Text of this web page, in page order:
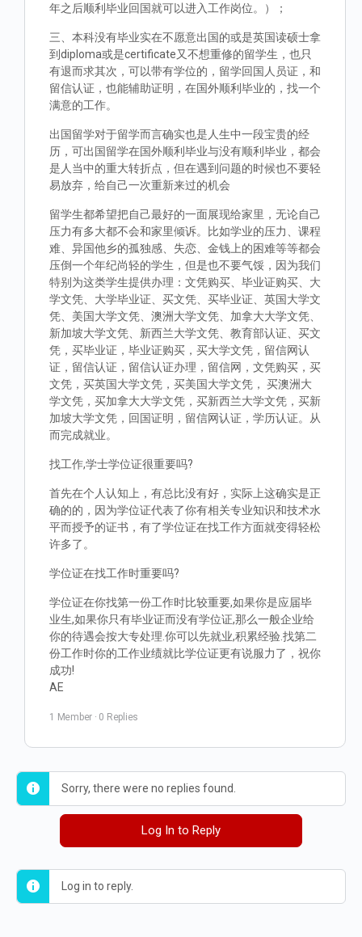
年之后顺利毕业回国就可以进入工作岗位。）；
三、本科没有毕业实在不愿意出国的或是英国读硕士拿
到diploma或是certificate又不想重修的留学生，也只
有退而求其次，可以带有学位的，留学回国人员证，和
留信认证，也能辅助证明，在国外顺利毕业的，找一个
满意的工作。
出国留学对于留学而言确实也是人生中一段宝贵的经
历，可出国留学在国外顺利毕业与没有顺利毕业，都会
是人当中的重大转折点，但在遇到问题的时候也不要轻
易放弃，给自己一次重新来过的机会
留学生都希望把自己最好的一面展现给家里，无论自己
压力有多大都不会和家里倾诉。比如学业的压力、课程
难、异国他乡的孤独感、失恋、金钱上的困难等等都会
压倒一个年纪尚轻的学生，但是也不要气馁，因为我们
特别为这类学生提供办理：文凭购买、毕业证购买、大
学文凭、大学毕业证、买文凭、买毕业证、英国大学文
凭、美国大学文凭、澳洲大学文凭、加拿大大学文凭、
新加坡大学文凭、新西兰大学文凭、教育部认证、买文
凭，买毕业证，毕业证购买，买大学文凭，留信网认
证，留信认证，留信认证办理，留信网，文凭购买，买
文凭，买英国大学文凭，买美国大学文凭， 买澳洲大
学文凭，买加拿大大学文凭，买新西兰大学文凭，买新
加坡大学文凭，回国证明，留信网认证，学历认证。从
而完成就业。
找工作,学士学位证很重要吗?
首先在个人认知上，有总比没有好，实际上这确实是正
确的的，因为学位证代表了你有相关专业知识和技术水
平而授予的证书，有了学位证在找工作方面就变得轻松
许多了。
学位证在找工作时重要吗?
学位证在你找第一份工作时比较重要,如果你是应届毕
业生,如果你只有毕业证而没有学位证,那么一般企业给
你的待遇会按大专处理.你可以先就业,积累经验.找第二
份工作时你的工作业绩就比学位证更有说服力了，祝你
成功!
AE
1 Member · 0 Replies
Sorry, there were no replies found.
Log In to Reply
Log in to reply.